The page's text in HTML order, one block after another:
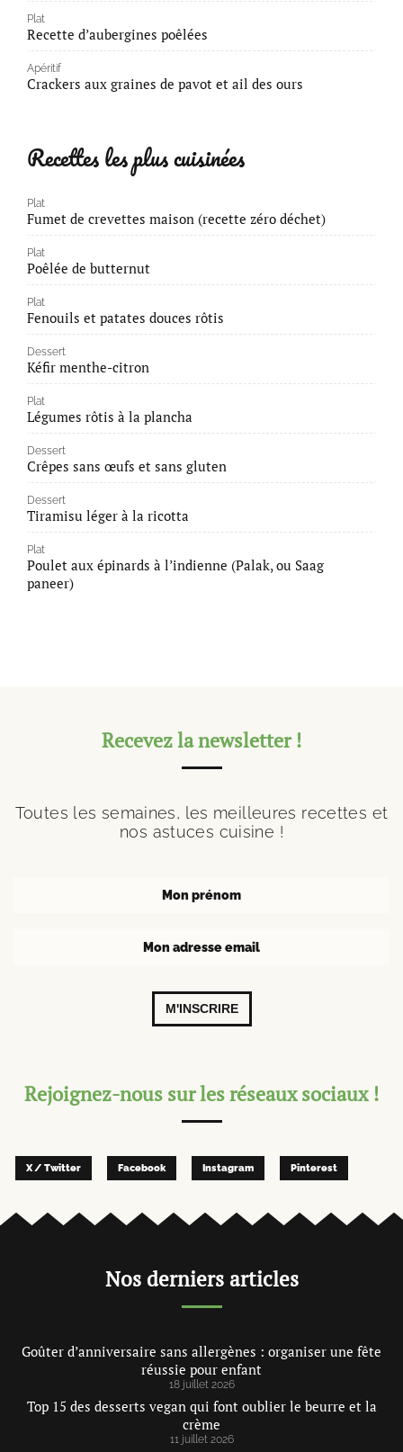
Plat
Recette d’aubergines poêlées
Apéritif
Crackers aux graines de pavot et ail des ours
Recettes les plus cuisinées
Plat
Fumet de crevettes maison (recette zéro déchet)
Plat
Poêlée de butternut
Plat
Fenouils et patates douces rôtis
Dessert
Kéfir menthe-citron
Plat
Légumes rôtis à la plancha
Dessert
Crêpes sans œufs et sans gluten
Dessert
Tiramisu léger à la ricotta
Plat
Poulet aux épinards à l’indienne (Palak, ou Saag
paneer)
Recevez la newsletter !
Toutes les semaines, les meilleures recettes et
nos astuces cuisine !
M'INSCRIRE
Rejoignez-nous sur les réseaux sociaux !
X / Twitter Facebook Instagram Pinterest
Nos derniers articles
Goûter d’anniversaire sans allergènes : organiser une fête
réussie pour enfant
18 juillet 2026
Top 15 des desserts vegan qui font oublier le beurre et la
crème
11 juillet 2026